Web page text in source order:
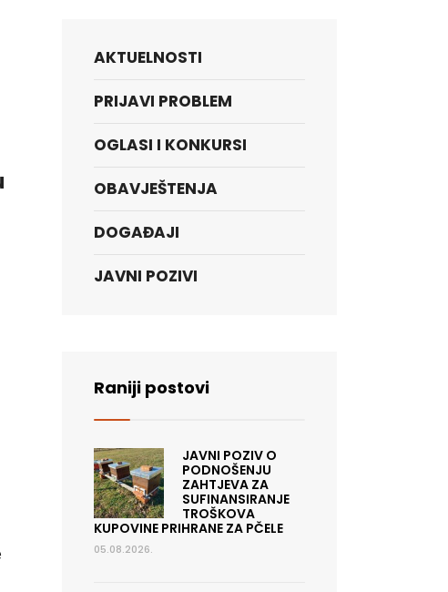
AKTUELNOSTI
PRIJAVI PROBLEM
OGLASI I KONKURSI
OBAVJEŠTENJA
DOGAĐAJI
JAVNI POZIVI
Raniji postovi
JAVNI POZIV O
PODNOŠENJU
ZAHTJEVA ZA
SUFINANSIRANJE
TROŠKOVA
KUPOVINE PRIHRANE ZA PČELE
05.08.2026.